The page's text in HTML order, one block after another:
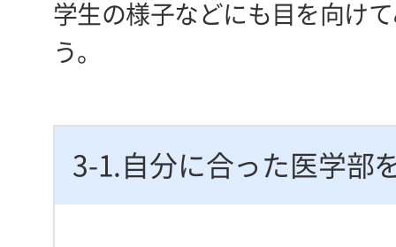
学生の様子などにも目を向け
う。
3-1.自分に合った医学部